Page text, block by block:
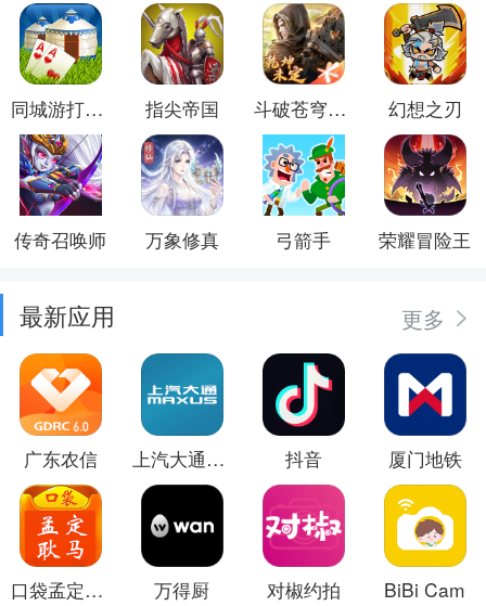
同城游打大尖 指尖帝国 斗破苍穹：异火重燃 幻想之刃
传奇召唤师 万象修真 弓箭手 荣耀冒险王
最新应用 更多
广东农信 上汽大通MAXUS 抖音 厦门地铁
口袋孟定耿马 万得厨 对椒约拍 BiBi Cam